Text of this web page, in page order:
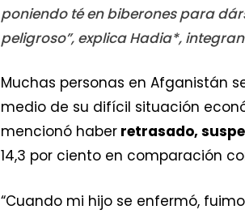
poniendo té en biberones para
peligroso”, explica Hadia*,
Muchas personas en Afganistán
medio de su difícil situación
mencionó haber retrasado,
14,3 por ciento en comparación
“Cuando mi hijo se enfermó,